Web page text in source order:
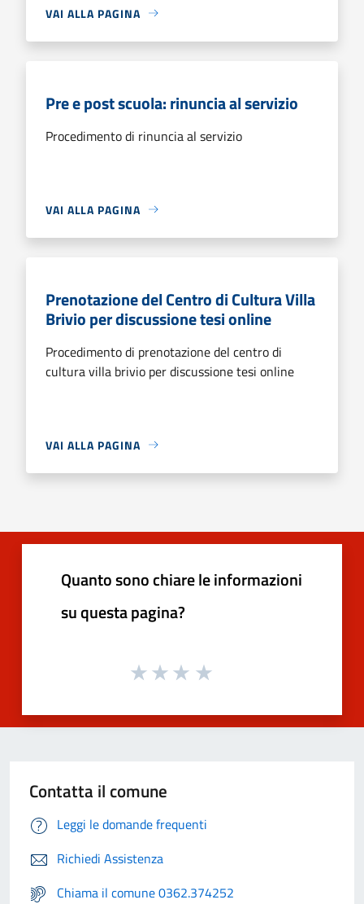
VAI ALLA PAGINA
Pre e post scuola: rinuncia al servizio
Procedimento di rinuncia al servizio
VAI ALLA PAGINA
Prenotazione del Centro di Cultura Villa
Brivio per discussione tesi online
Procedimento di prenotazione del centro di
cultura villa brivio per discussione tesi online
VAI ALLA PAGINA
Quanto sono chiare le informazioni
su questa pagina?
Contatta il comune
Leggi le domande frequenti
Richiedi Assistenza
Chiama il comune 0362.374252